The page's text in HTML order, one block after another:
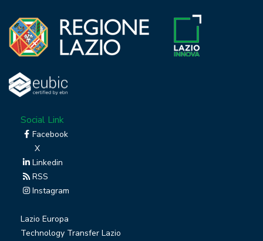
Social Link
Facebook
X
Linkedin
RSS
Instagram
Lazio Europa
Technology Transfer Lazio